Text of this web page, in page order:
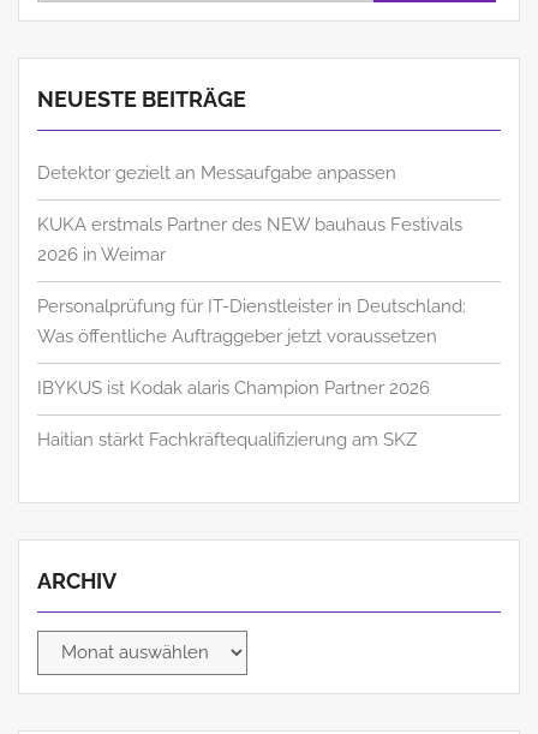
NEUESTE BEITRÄGE
Detektor gezielt an Messaufgabe anpassen
KUKA erstmals Partner des NEW bauhaus Festivals
2026 in Weimar
Personalprüfung für IT-Dienstleister in Deutschland:
Was öffentliche Auftraggeber jetzt voraussetzen
IBYKUS ist Kodak alaris Champion Partner 2026
Haitian stärkt Fachkräftequalifizierung am SKZ
ARCHIV
Archiv